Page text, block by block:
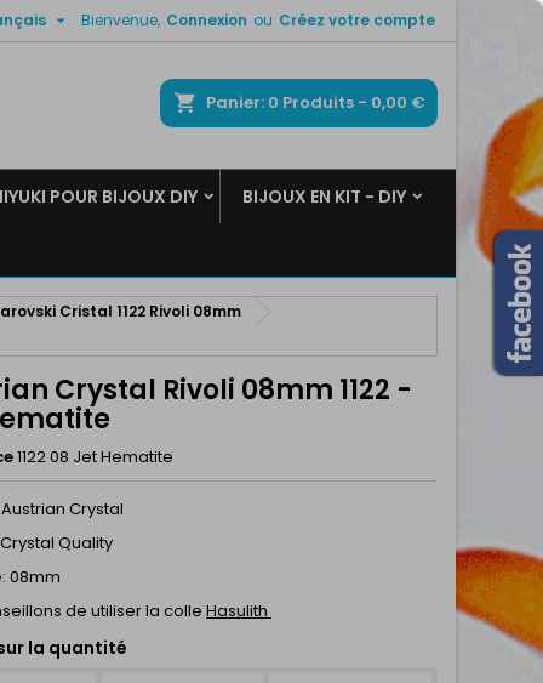
Bienvenue, Connexion ou Créez votre compte

Panier 0 Produits - 0,00 €
POUR BIJOUX DIY BIJOUX EN KIT - DIY
Cristal 1122 Rivoli 08mm
Crystal Rivoli 08mm 1122 -
1122 08 Jet Hematite
Crystal
Quality
08mm
de utiliser la colle Hasulith
la quantité